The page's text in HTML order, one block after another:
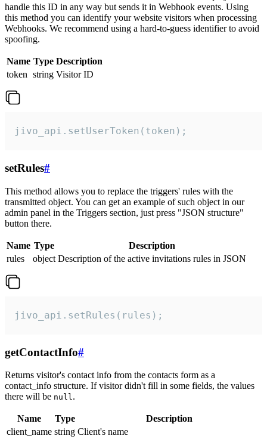
handle this ID in any way but sends it in Webhook events. Using
this method you can identify your website visitors when processing
Webhooks. We recommend using a hard-to-guess identifier to avoid
spoofing.
Name Type Description
token string Visitor ID
jivo_api.setUserToken(token);
setRules#
This method allows you to replace the triggers' rules with the
transmitted object. You can get an example of such object in our
admin panel in the Triggers section, just press "JSON structure"
button there.
Name Type
Description
rules
object Description of the active invitations rules in JSON
jivo_api.setRules(rules);
getContactInfo#
Returns visitor's contact info from the contacts form as a
contact_info structure. If visitor didn't fill in some fields, the values
there will be null.
Name Type
Description
client_name string Client's name